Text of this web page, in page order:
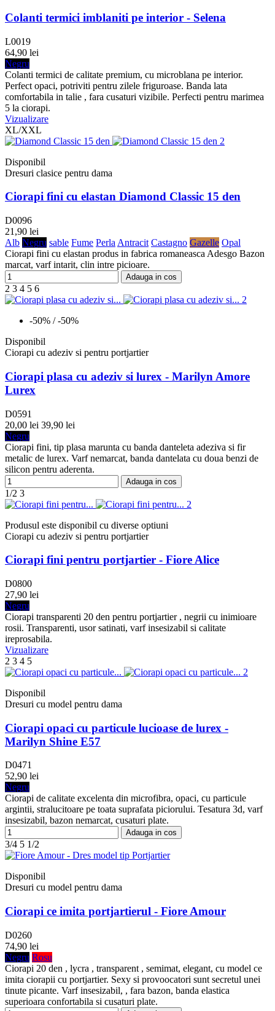
Colanti termici imblaniti pe interior - Selena
L0019
64,90 lei
Negru
Colanti termici de calitate premium, cu microblana pe interior.
Perfect opaci, potriviti pentru zilele friguroase. Banda lata
comfortabila in talie , fara cusaturi vizibile. Perfecti pentru marimea
5 la ciorapi.
Vizualizare
XL/XXL
Disponibil
Dresuri clasice pentru dama
Ciorapi fini cu elastan Diamond Classic 15 den
D0096
21,90 lei
Alb Negru sable Fume Perla Antracit Castagno Gazelle Opal
Ciorapi fini cu elastan produs in fabrica romaneasca Adesgo Bazon
marcat, varf intarit, clin intre picioare.
Adauga in cos
2 3 4 5 6
-50% / -50%
Disponibil
Ciorapi cu adeziv si pentru portjartier
Ciorapi plasa cu adeziv si lurex - Marilyn Amore
Lurex
D0591
20,00 lei 39,90 lei
Negru
Ciorapi fini, tip plasa marunta cu banda danteleta adeziva si fir
metalic de lurex. Varf nemarcat, banda dantelata cu doua benzi de
silicon pentru aderenta.
Adauga in cos
1/2 3
Produsul este disponibil cu diverse optiuni
Ciorapi cu adeziv si pentru portjartier
Ciorapi fini pentru portjartier - Fiore Alice
D0800
27,90 lei
Negru
Ciorapi transparenti 20 den pentru portjartier , negrii cu inimioare
rosii. Transparenti, usor satinati, varf insesizabil si calitate
ireprosabila.
Vizualizare
2 3 4 5
Disponibil
Dresuri cu model pentru dama
Ciorapi opaci cu particule lucioase de lurex -
Marilyn Shine E57
D0471
52,90 lei
Negru
Ciorapi de calitate excelenta din microfibra, opaci, cu particule
argintii, stralucitoare pe toata suprafata piciorului. Tesatura 3d, varf
insesizabil, bazon nemarcat, cusaturi plate.
Adauga in cos
3/4 5 1/2
Disponibil
Dresuri cu model pentru dama
Ciorapi ce imita portjartierul - Fiore Amour
D0260
74,90 lei
Negru Rosu
Ciorapi 20 den , lycra , transparent , semimat, elegant, cu model ce
imita ciorapii cu portjartier. Sexy si provoocatori sunt secretul unei
tinute picante. Varf insesizabil, , fara bazon, banda elastica
superioara confortabila si cusaturi plate.